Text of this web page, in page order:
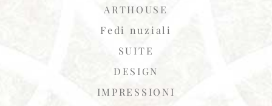
ARTHOUSE
Fedi nuziali
SUITE
DESIGN
IMPRESSIONI